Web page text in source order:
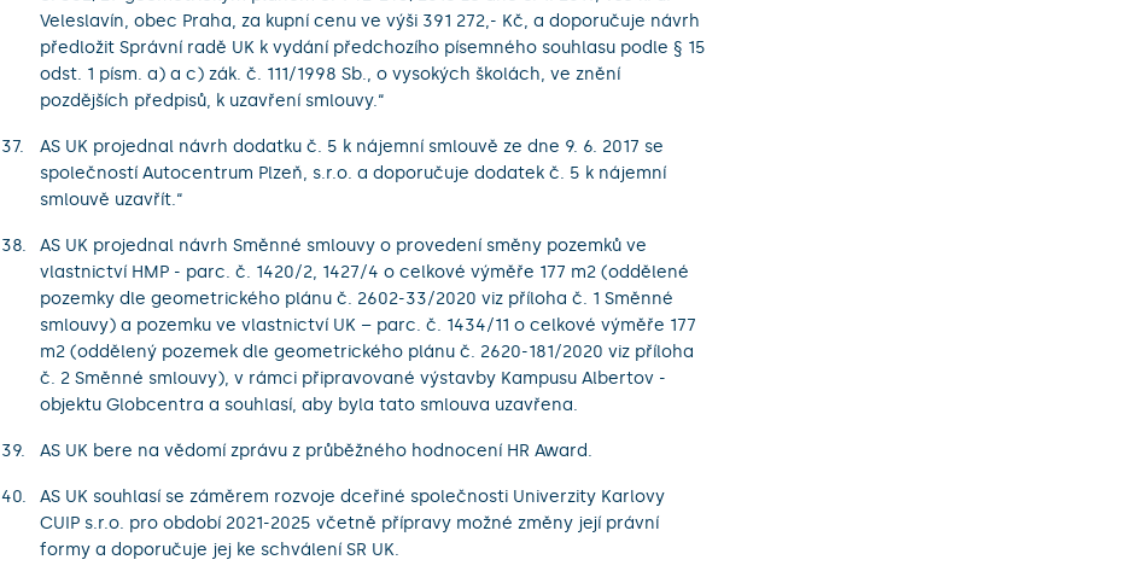
Veleslavín, obec Praha, za kupní cenu ve výši 391 272,- Kč, a doporučuje návrh
předložit Správní radě UK k vydání předchozího písemného souhlasu podle § 15
odst. 1 písm. a) a c) zák. č. 111/1998 Sb., o vysokých školách, ve znění
pozdějších předpisů, k uzavření smlouvy.“
AS UK projednal návrh dodatku č. 5 k nájemní smlouvě ze dne 9. 6. 2017 se
společností Autocentrum Plzeň, s.r.o. a doporučuje dodatek č. 5 k nájemní
smlouvě uzavřít.“
AS UK projednal návrh Směnné smlouvy o provedení směny pozemků ve
vlastnictví HMP - parc. č. 1420/2, 1427/4 o celkové výměře 177 m2 (oddělené
pozemky dle geometrického plánu č. 2602-33/2020 viz příloha č. 1 Směnné
smlouvy) a pozemku ve vlastnictví UK – parc. č. 1434/11 o celkové výměře 177
m2 (oddělený pozemek dle geometrického plánu č. 2620-181/2020 viz příloha
č. 2 Směnné smlouvy), v rámci připravované výstavby Kampusu Albertov -
objektu Globcentra a souhlasí, aby byla tato smlouva uzavřena.
AS UK bere na vědomí zprávu z průběžného hodnocení HR Award.
AS UK souhlasí se záměrem rozvoje dceřiné společnosti Univerzity Karlovy
CUIP s.r.o. pro období 2021-2025 včetně přípravy možné změny její právní
formy a doporučuje jej ke schválení SR UK.